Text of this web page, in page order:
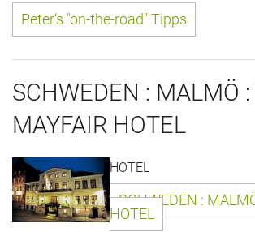
Das war 2019
Das war 2018
Das war 2017
Das war 2016
Das war 2015
Das war 2014
Peter‘s "on-the-road" Tipps
SCHWEDEN : MALMÖ
MAYFAIR HOTEL
HOTEL
SCHWEDEN :
HOTEL